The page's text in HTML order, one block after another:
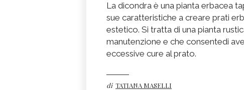
La dicondra è una pianta erbacea
sue caratteristiche a creare prati
estetico. Si tratta di una pianta
manutenzione e che consentedi
eccessive cure al prato.
di TATIANA MASELLI